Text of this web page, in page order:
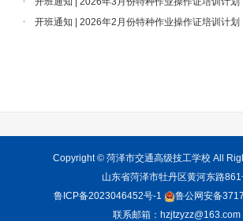
开班通知 | 2026年2月份特种作业操作证培训计划
Copyright © 菏泽市交通高级技工学校All
山东省菏泽市牡丹区黄河东路
鲁ICP备2023046452号-1
鲁公网安备
联系邮箱：hzjtzyzz@163.com